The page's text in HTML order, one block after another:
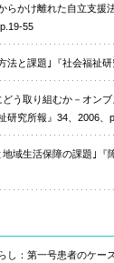
らかけ離れた自立支援
55
法と課題｣『社会福祉
う取り組むか－オン
研究所報』34、2006、
域生活保障の課題｣『
し：第一号患者のケー